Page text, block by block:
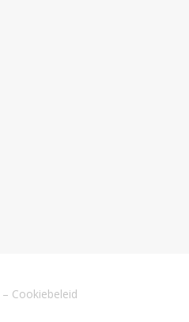
– Cookiebeleid